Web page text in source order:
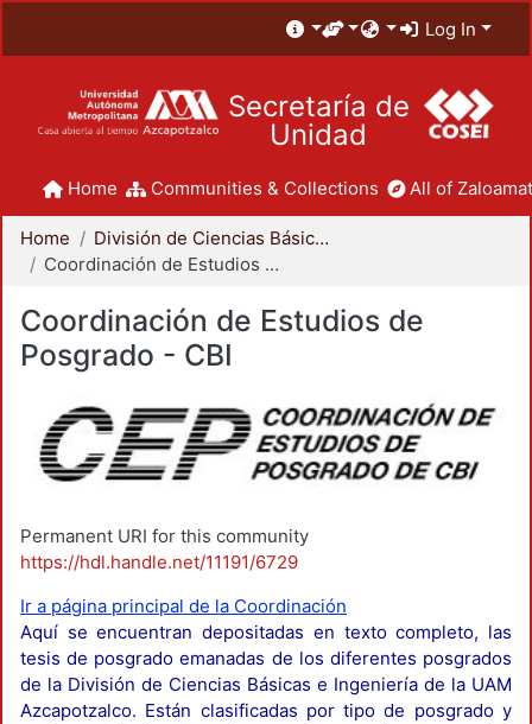
Log In
Secretaría de
Unidad
Home Communities & Collections All of
Home
División de Ciencias Básicas e Ingeniería
Coordinación de Estudios de Posgrado - CBI
Coordinación de Estudios de
Posgrado - CBI
Permanent URI for this community
https://hdl.handle.net/11191/6729
Ir a página principal de la Coordinación
Aquí se encuentran depositadas en texto completo, las
tesis de posgrado emanadas de los diferentes posgrados
de la División de Ciencias Básicas e Ingeniería de la UAM
Azcapotzalco. Están clasificadas por tipo de posgrado y